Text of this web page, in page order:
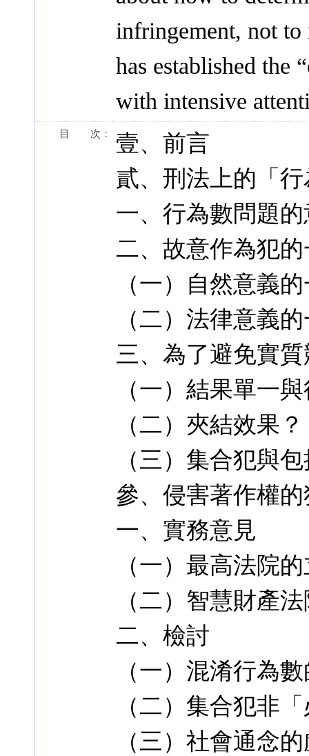
infringement, not
has established the
with intensive
目 次：
壹、前言
貳、刑法上的「
一、行為數問題
二、故意作為犯
（一）自然意義
（二）法律意義
三、為了避免實
（一）結果單一
（二）夾結效果？
（三）集合犯與
參、侵害著作權
一、實務意見
（一）最高法院
（二）智慧財產
二、檢討
（一）混淆行為
（二）集合犯非
（三）社會通念